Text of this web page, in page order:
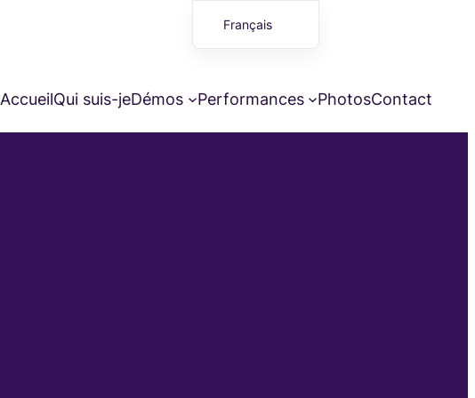
AccueilQui suis-jeDémos Performances PhotosContact
Français